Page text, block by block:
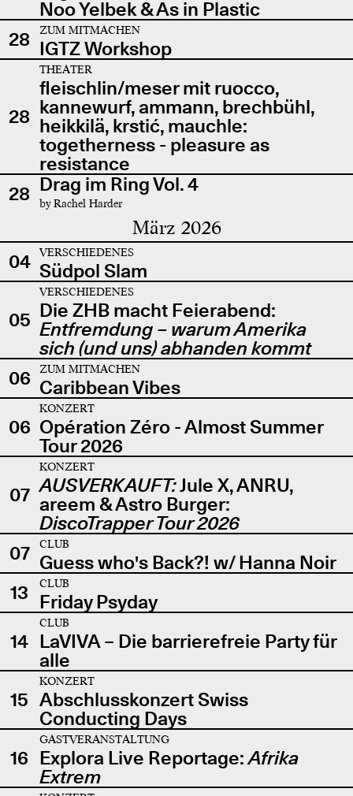
Noo Yelbek & As in Plastic
28
ZUM MITMACHEN
IGTZ Workshop
28
THEATER
fleischlin/meser mit ruocco,
kannewurf, ammann, brechbühl,
heikkilä, krstić, mauchle:
togetherness - pleasure as
resistance
28 Drag im Ring Vol. 4
by Rachel Harder
März 2026
04 VERSCHIEDENES
Südpol Slam
05
VERSCHIEDENES
Die ZHB macht Feierabend:
Entfremdung – warum Amerika
sich (und uns) abhanden kommt
06
ZUM MITMACHEN
Caribbean Vibes
06
KONZERT
Opération Zéro - Almost Summer
Tour 2026
07
KONZERT
AUSVERKAUFT:Jule X, ANRU,
areem & Astro Burger:
DiscoTrapper Tour 2026
07
CLUB
Guess who's Back?! w/ Hanna Noir
13
CLUB
Friday Psyday
14
CLUB
LaVIVA – Die barrierefreie Party für
alle
15
KONZERT
Abschlusskonzert Swiss
Conducting Days
16
GASTVERANSTALTUNG
Explora Live Reportage:Afrika
Extrem